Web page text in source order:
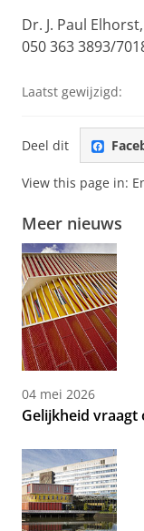
Dr. J. Paul
050 363 3893/
Laatst gewijzigd:
Deel dit
View this page in:
Meer nieuws
04 mei 2026
Gelijkheid